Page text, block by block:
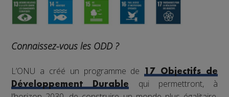
Connaissez-vous les ODD ?
L’ONU a créé un programme de17 Objectifs de
Développement Durable
qui permettront, à